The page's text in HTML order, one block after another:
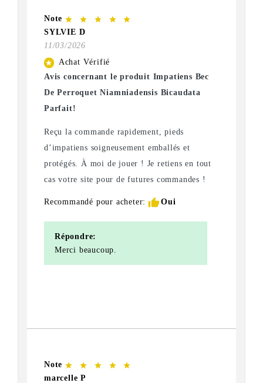
Note star star star star star
SYLVIE D
11/03/2026
star
Achat Vérifié
Avis concernant le produit Impatiens Bec
De Perroquet Niamniadensis Bicaudata
Parfait!
Reçu la commande rapidement, pieds
d’impatiens soigneusement emballés et
protégés. À moi de jouer ! Je retiens en tout
cas votre site pour de futures commandes !
Recommandé pour acheter: thumb_upOui
Répondre:
Merci beaucoup.
Note star star star star star
marcelle P